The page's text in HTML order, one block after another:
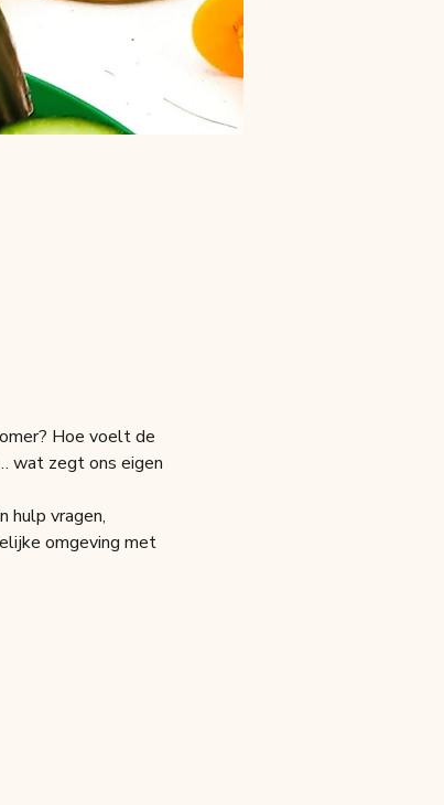
Hoe voelt de
wat zegt ons eigen
hulp vragen,
omgeving met